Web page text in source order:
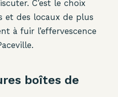
C’est le choix
et des locaux de plus
à fuir l’effervescence
boîtes de